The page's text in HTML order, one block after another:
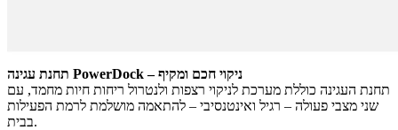
תחנת עגינה PowerDock – ניקוי חכם ומקיף
תחנת העגינה כוללת מערכת לניקוי רצפות ולנטרול ריחות חיות מחמד, עם
שני מצבי פעולה – רגיל ואינטנסיבי – להתאמה מושלמת לרמת הפעילות
בבית.